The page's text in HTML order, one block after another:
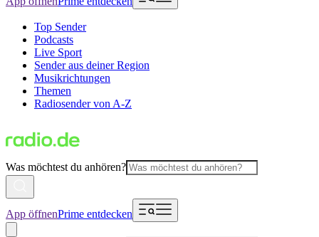
Top Sender
Podcasts
Live Sport
Sender aus deiner Region
Musikrichtungen
Themen
Radiosender von A-Z
Was möchtest du anhören?
App öffnenPrime entdecken